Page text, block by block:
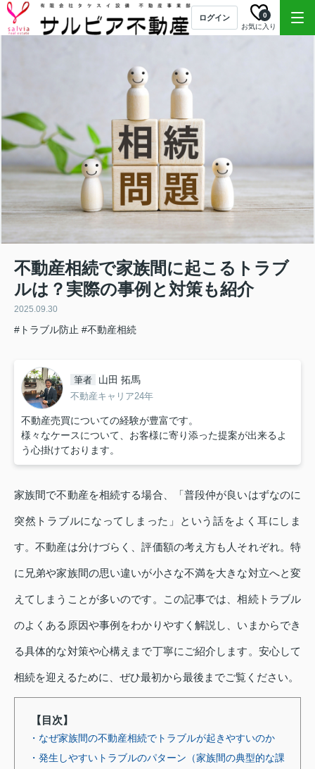
ログイン
お気に入り
0
不動産相続で家族間に起こるトラブ
ルは？実際の事例と対策も紹介
2025.09.30
#トラブル防止 #不動産相続
筆者 山田 拓馬
不動産キャリア24年
不動産売買についての経験が豊富です。
様々なケースについて、お客様に寄り添った提案が出来るよ
う心掛けております。
家族間で不動産を相続する場合、「普段仲が良いはずなのに
突然トラブルになってしまった」という話をよく耳にしま
す。不動産は分けづらく、評価額の考え方も人それぞれ。特
に兄弟や家族間の思い違いが小さな不満を大きな対立へと変
えてしまうことが多いのです。この記事では、相続トラブル
のよくある原因や事例をわかりやすく解説し、いまからでき
る具体的な対策や心構えまで丁寧にご紹介します。安心して
相続を迎えるために、ぜひ最初から最後までご覧ください。
【目次】
・なぜ家族間の不動産相続でトラブルが起きやすいのか
・発生しやすいトラブルのパターン（家族間の典型的な課